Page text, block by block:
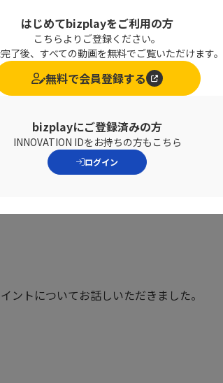
す。
るビジネスパーソンが多くいらっしゃい
ントについてお話しいただきました。
はじめてbizplayをご利用の方
こちらよりご登録ください。
了後、すべての動画を無料でご覧いただけます。
無料で会員登録する
bizplayにご登録済みの方
INNOVATION IDをお持ちの方もこちら
ログイン